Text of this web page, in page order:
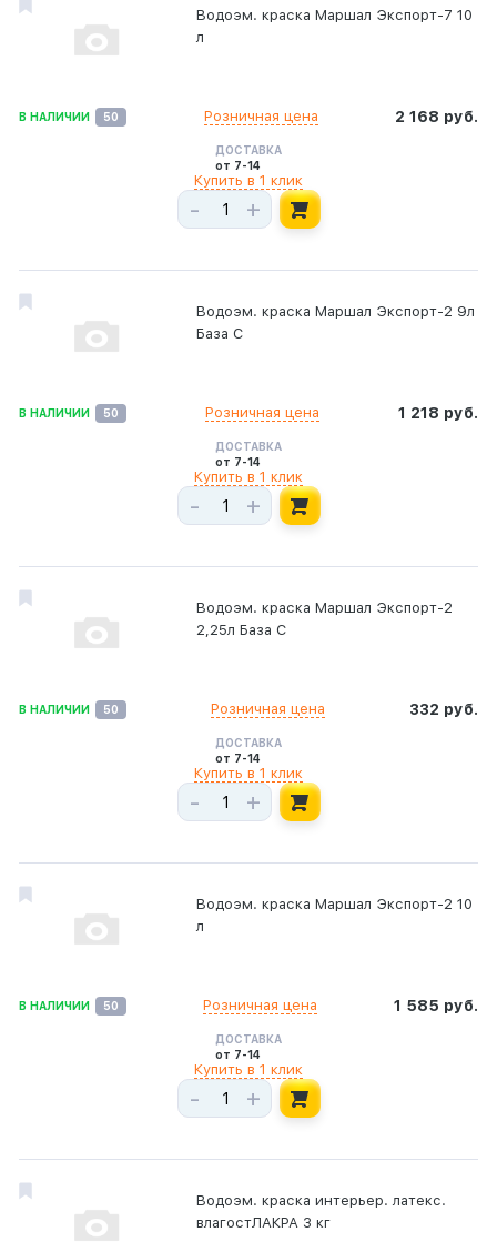
Водоэм. краска Маршал Экспорт-7 10
л
В НАЛИЧИИ 50 2 168 руб.
Розничная цена
ДОСТАВКА
от 7-14
- +
Купить в 1 клик
Водоэм. краска Маршал Экспорт-2 9л
База С
В НАЛИЧИИ 50 1 218 руб.
Розничная цена
ДОСТАВКА
от 7-14
- +
Купить в 1 клик
Водоэм. краска Маршал Экспорт-2
2,25л База С
В НАЛИЧИИ 50 332 руб.
Розничная цена
ДОСТАВКА
от 7-14
- +
Купить в 1 клик
Водоэм. краска Маршал Экспорт-2 10
л
В НАЛИЧИИ 50 1 585 руб.
Розничная цена
ДОСТАВКА
от 7-14
- +
Купить в 1 клик
Водоэм. краска интерьер. латекс.
влагостЛАКРА 3 кг